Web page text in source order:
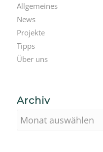
Allgemeines
News
Projekte
Tipps
Über uns
Archiv